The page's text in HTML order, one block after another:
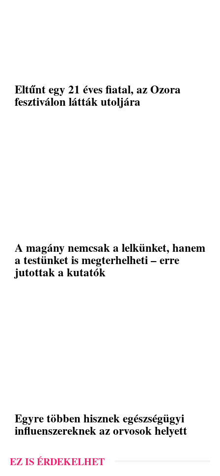
Eltűnt egy 21 éves fiatal, az Ozora
fesztiválon látták utoljára
A magány nemcsak a lelkünket, hanem
a testünket is megterhelheti – erre
jutottak a kutatók
Egyre többen hisznek egészségügyi
influenszereknek az orvosok helyett
EZ IS ÉRDEKELHET